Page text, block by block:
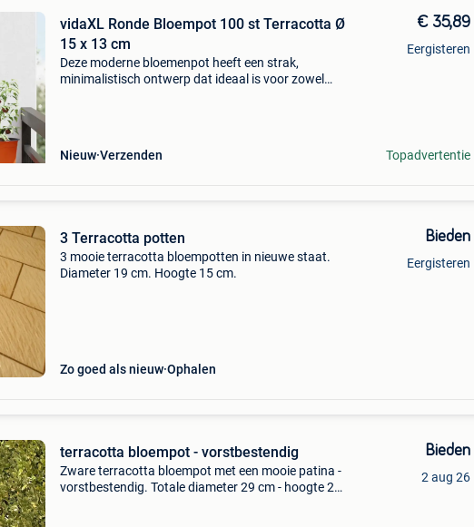
vidaXL Ronde Bloempot 100 st Terracotta Ø
15 x 13 cm
Deze moderne bloemenpot heeft een strak,
minimalistisch ontwerp dat ideaal is voor zowel
Nieuw Verzenden
€ 35,89
Eergisteren
Topadvertentie
3 Terracotta potten
3 mooie terracotta bloempotten in nieuwe staat.
Diameter 19 cm. Hoogte 15 cm.
Zo goed als nieuw Ophalen
Bieden
Eergisteren
terracotta bloempot - vorstbestendig
Zware terracotta bloempot met een mooie patina -
vorstbestendig. Totale diameter 29 cm - hoogte 22
Bieden
2 aug 26